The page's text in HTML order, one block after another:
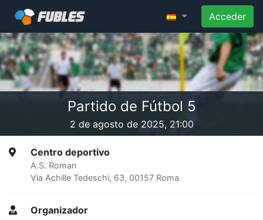
Acceder
Partido de Fútbol 5
2 de agosto de 2025, 21:00
Centro deportivo
A.S. Roman
Via Achille Tedeschi, 63, 00157 Roma
Organizador